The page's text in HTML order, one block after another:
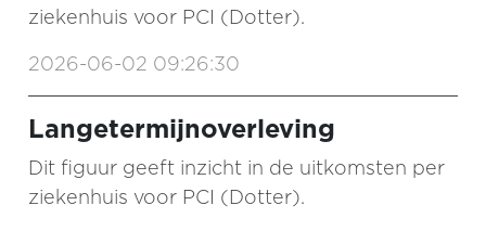
ziekenhuis voor PCI (Dotter).
2026-06-02 09:26:30
Langetermijnoverleving
Dit figuur geeft inzicht in de uitkomsten per
ziekenhuis voor PCI (Dotter).